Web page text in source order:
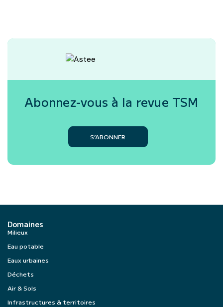
Abonnez-vous à la revue TSM
S’ABONNER
Domaines
Milieux
Eau potable
Eaux urbaines
Déchets
Air & Sols
Infrastructures & territoires